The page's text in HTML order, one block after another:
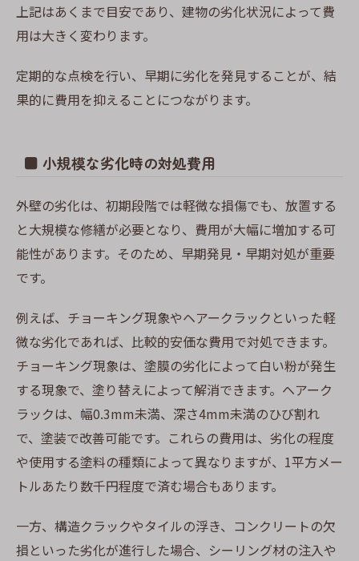
上記はあくまで目安であり、建物の劣化状況によって費
用は大きく変わります。
定期的な点検を行い、早期に劣化を発見することが、結
果的に費用を抑えることにつながります。
■ 小規模な劣化時の対処費用
外壁の劣化は、初期段階では軽微な損傷でも、放置する
と大規模な修繕が必要となり、費用が大幅に増加する可
能性があります。そのため、早期発見・早期対処が重要
です。
例えば、チョーキング現象やヘアークラックといった軽
微な劣化であれば、比較的安価な費用で対処できます。
チョーキング現象は、塗膜の劣化によって白い粉が発生
する現象で、塗り替えによって解消できます。ヘアーク
ラックは、幅0.3mm未満、深さ4mm未満のひび割れ
で、塗装で改善可能です。これらの費用は、劣化の程度
や使用する塗料の種類によって異なりますが、1平方メー
トルあたり数千円程度で済む場合もあります。
一方、構造クラックやタイルの浮き、コンクリートの欠
損といった劣化が進行した場合、シーリング材の注入や